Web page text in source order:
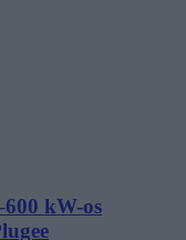
kW-os